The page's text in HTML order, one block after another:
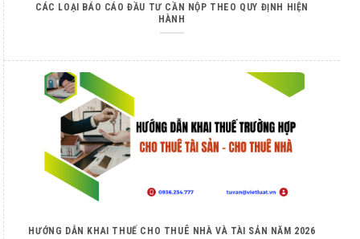
CÁC LOẠI BÁO CÁO ĐẦU TƯ CẦN NỘP THEO QUY ĐỊNH HIỆN
HÀNH
HƯỚNG DẪN KHAI THUẾ CHO THUÊ NHÀ VÀ TÀI SẢN NĂM 2026